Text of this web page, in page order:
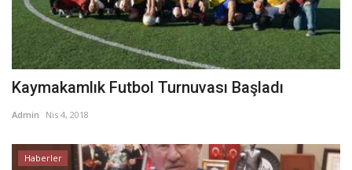
Kaymakamlık Futbol Turnuvası Başladı
Admin Nis 4, 2018
Haberler